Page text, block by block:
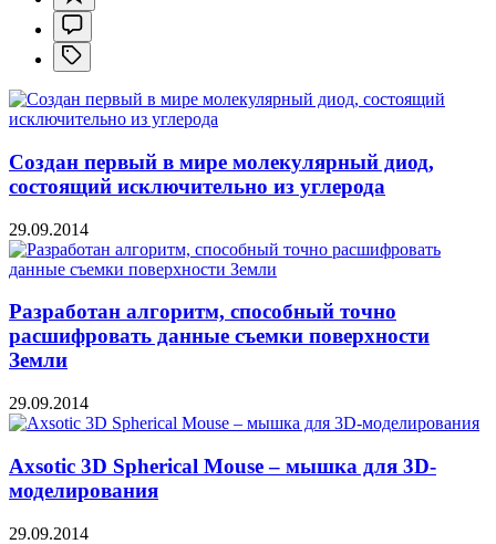
Создан первый в мире молекулярный диод,
состоящий исключительно из углерода
29.09.2014
Разработан алгоритм, способный точно
расшифровать данные съемки поверхности
Земли
29.09.2014
Axsotic 3D Spherical Mouse – мышка для 3D-
моделирования
29.09.2014